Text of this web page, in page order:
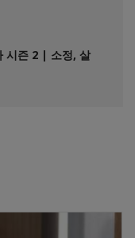
시즌 2 | 소정, 살